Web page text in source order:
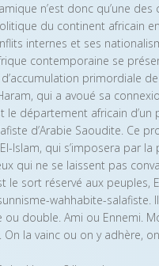
n’est donc qu’une des
du continent africain
internes et ses
contemporaine se
primordiale
qui a avoué sa
le département africain d’un
d’Arabie Saoudite. Ce
Islam, qui s’imposera par la
qui ne se laissent pas
le sort réservé aux peuples,
wahhabite-salafiste.
ou double. Ami ou Ennemi.
la vainc ou on y adhère,